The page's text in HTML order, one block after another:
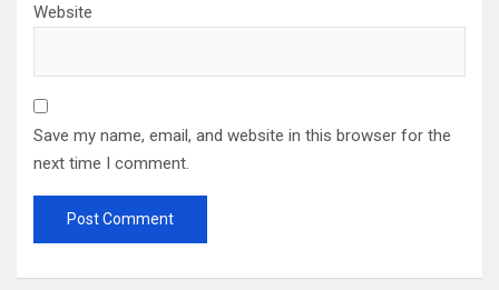
Website
Save my name, email, and website in this browser for the
next time I comment.